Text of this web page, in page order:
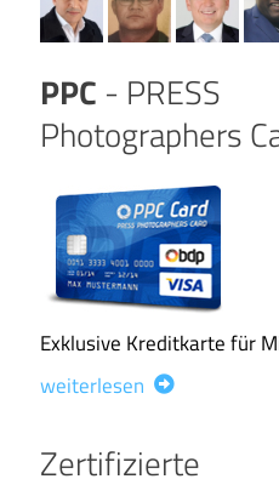
PPC - PRESS
Photographers
Exklusive Kreditkarte für
weiterlesen
Zertifizierte